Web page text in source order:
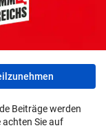
Beiträge werden
Sie auf